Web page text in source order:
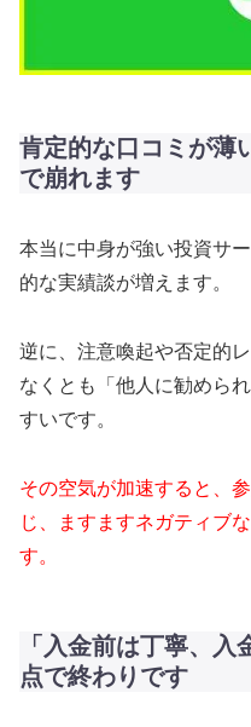
肯定的な口コミが薄
で崩れます
本当に中身が強い投資サ
的な実績談が増えます。
逆に、注意喚起や否定的
なくとも「他人に勧めら
すいです。
その空気が加速すると、
じ、ますますネガティブ
す。
「入金前は丁寧、
点で終わりです